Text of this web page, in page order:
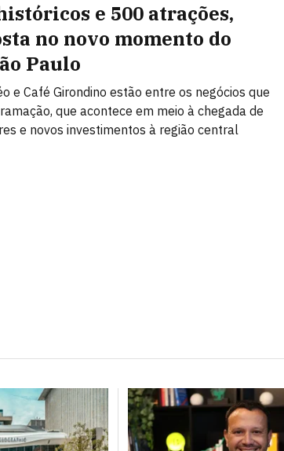
e 500 atrações,
no novo momento do
Paulo
e Café Girondino estão entre os negócios que
que acontece em meio à chegada de
e novos investimentos à região central